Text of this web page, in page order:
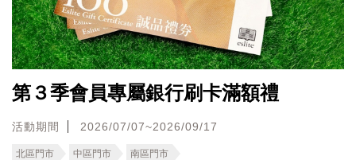
第３季會員專屬銀行刷卡滿額禮
活動期間 2026/07/07~2026/09/17
北區門市 中區門市 南區門市